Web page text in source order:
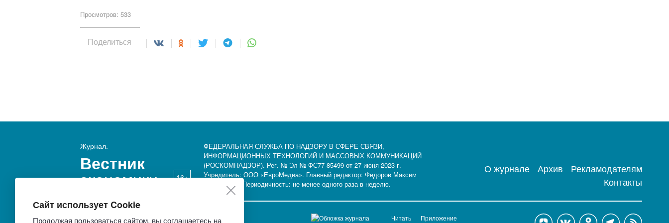
Просмотров: 533
Поделиться
Журнал.
Вестник
экономики 16+
ФЕДЕРАЛЬНАЯ СЛУЖБА ПО НАДЗОРУ В СФЕРЕ СВЯЗИ,
ИНФОРМАЦИОННЫХ ТЕХНОЛОГИЙ И МАССОВЫХ КОММУНИКАЦИЙ
(РОСКОМНАДЗОР). Рег. № Эл № ФС77-85499 от 27 июня 2023 г.
Учредитель: ООО «ЕвроМедиа». Главный редактор: Федоров Максим
Викторович. Периодичность: не менее одного раза в неделю.
О журнале Архив
Рекламодателям
Контакты
Читать
Приложение
Сайт использует Cookie
Продолжая пользоваться сайтом, вы соглашаетесь на